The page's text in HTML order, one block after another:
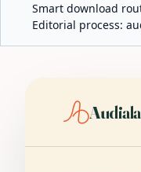
Smart download
Editorial process:
Audiala